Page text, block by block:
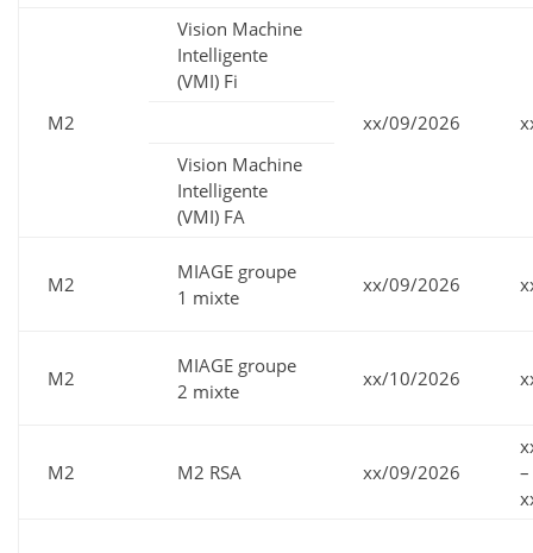
M2
Vision Machine
Intelligente
(VMI) Fi
xx/09/2026
Vision Machine
Intelligente
(VMI) FA
M2
MIAGE groupe
1 mixte
xx/09/2026
M2
MIAGE groupe
2 mixte
xx/10/2026
M2 M2 RSA xx/09/2026
–